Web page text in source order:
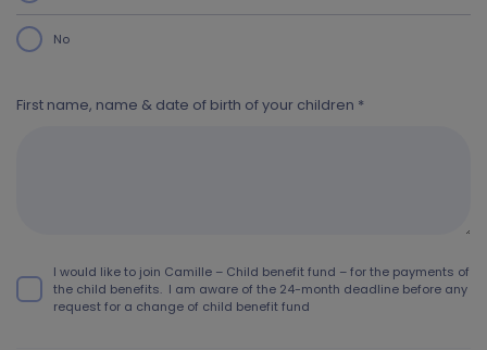
No
First name, name & date of birth of your children *
I would like to join Camille – Child benefit fund – for the payments of
the child benefits. I am aware of the 24-month deadline before any
request for a change of child benefit fund